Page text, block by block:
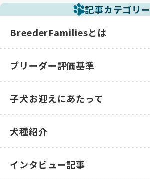
記事カテゴリー
BreederFamiliesとは
ブリーダー評価基準
子犬お迎えにあたって
犬種紹介
インタビュー記事